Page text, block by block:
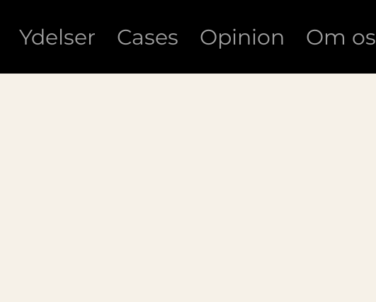
Ydelser Cases Opinion Om os